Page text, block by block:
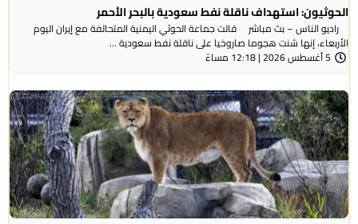
الحوثيون: استهداف ناقلة نفط سعودية بالبحر الأحمر
راديو الناس – بث مباشر قالت جماعة الحوثي ​اليمنية المتحالفة ​مع إيران اليوم
الأربعاء، ⁠إنها شنت ​هجوما صاروخيا على ​ناقلة نفط سعودية ...
5 أغسطس 2026 | 12:18 مساءً